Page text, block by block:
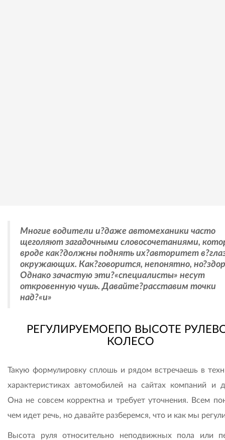
Многие водители и?даже автомеханики часто
щеголяют загадочными словосочетаниями,
вроде как?должны поднять их?авторитет
окружающих. Как?говорится, непонятно,
Однако зачастую эти?«специалисты» несут
откровенную чушь. Давайте?расставим точки
над?«и»
РЕГУЛИРУЕМОЕПО ВЫСОТЕ
КОЛЕСО
Такую формулировку сплошь и рядом встречаешь в
характеристиках автомобилей на сайтах компаний и
Она не совсем корректна и требует уточнения. Всем
чем идет речь, но давайте разберемся, что и как мы
Высота руля относительно неподвижных пола или